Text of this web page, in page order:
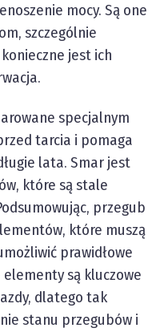
mocy. Są one
szczególnie
jest ich
specjalnym
tarcia i pomaga
lata. Smar jest
które są stale
przegub
które muszą
prawidłowe
są kluczowe
dlatego tak
stanu przegubów i